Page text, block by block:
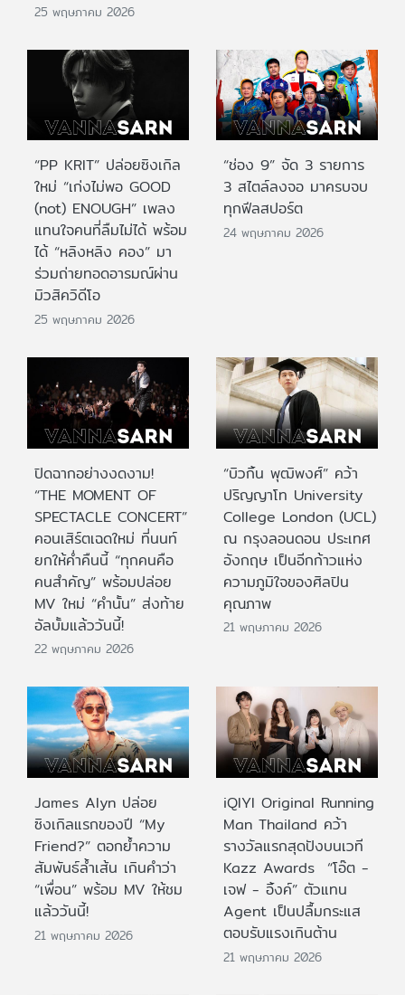
25 พฤษภาคม 2026
“PP KRIT” ปล่อยซิงเกิล
ใหม่ “เก่งไม่พอ GOOD
(not) ENOUGH” เพลง
แทนใจคนที่ลืมไม่ได้ พร้อม
ได้ “หลิงหลิง คอง” มา
ร่วมถ่ายทอดอารมณ์ผ่าน
มิวสิควิดีโอ
25 พฤษภาคม 2026
“ช่อง 9” จัด 3 รายการ
3 สไตล์ลงจอ มาครบจบ
ทุกฟีลสปอร์ต
24 พฤษภาคม 2026
ปิดฉากอย่างงดงาม!
“THE MOMENT OF
SPECTACLE CONCERT”
คอนเสิร์ตเฉดใหม่ ที่นนท์
ยกให้ค่ำคืนนี้ “ทุกคนคือ
คนสำคัญ” พร้อมปล่อย
MV ใหม่ “คำนั้น” ส่งท้าย
อัลบั้มแล้ววันนี้!
22 พฤษภาคม 2026
“บิวกิ้น พุฒิพงศ์” คว้า
ปริญญาโท University
College London (UCL)
ณ กรุงลอนดอน ประเทศ
อังกฤษ เป็นอีกก้าวแห่ง
ความภูมิใจของศิลปิน
คุณภาพ
21 พฤษภาคม 2026
James Alyn ปล่อย
ซิงเกิลแรกของปี “My
Friend?” ตอกย้ำความ
สัมพันธ์ล้ำเส้น เกินคำว่า
“เพื่อน” พร้อม MV ให้ชม
แล้ววันนี้!
21 พฤษภาคม 2026
iQIYI Original Running
Man Thailand คว้า
รางวัลแรกสุดปังบนเวที
Kazz Awards “โอ๊ต -
เจฟ - อิ้งค์” ตัวแทน
Agent เป็นปลื้มกระแส
ตอบรับแรงเกินต้าน
21 พฤษภาคม 2026